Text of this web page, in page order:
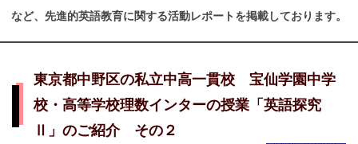
など、先進的英語教育に関する活動レポートを掲載しております。
東京都中野区の私立中高一貫校 宝仙学園中学
校・高等学校理数インターの授業「英語探究
Ⅱ」のご紹介 その２